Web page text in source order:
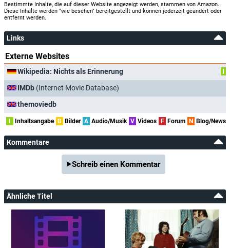
Bestimmte Inhalte, die auf dieser Website angezeigt werden, stammen von Amazon.
Diese Inhalte werden "wie besehen" bereitgestellt und können jederzeit geändert oder
entfernt werden.
Links
Externe Websites
Wikipedia: Nichts als Erinnerung
I
IMDb (Internet Movie Database)
themoviedb
I Inhaltsangabe B Bilder A Audio/Musik V Videos F Forum N Blog/News
Kommentare
Schreib einen Kommentar
Ähnliche Titel